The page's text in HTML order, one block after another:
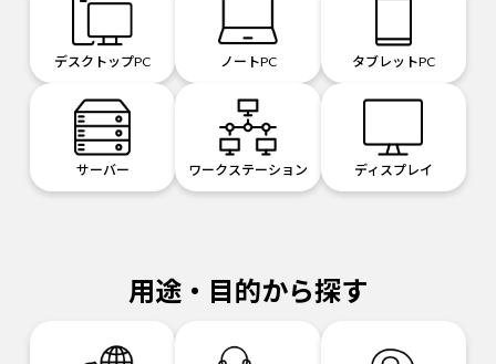
デスクトップPC ノートPC タブレットPC
サーバー ワークステーション ディスプレイ
用途・目的から探す